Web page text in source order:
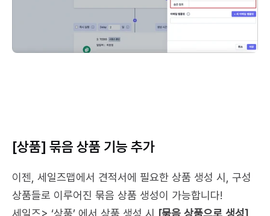
[상품] 묶음 상품 기능 추가
이젠, 세일즈맵에서 견적서에 필요한 상품 생성 시, 구성
상품들로 이루어진 묶음 상품 생성이 가능합니다!
세일즈> ‘상품’ 에서 상품 생성 시 [묶음 상품으로 생성]